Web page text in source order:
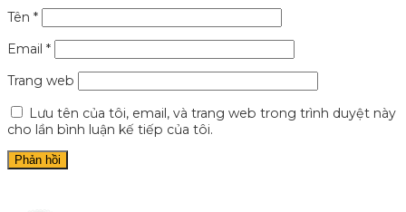
Tên *
Email *
Trang web
Lưu tên của tôi, email, và trang web trong trình duyệt này
cho lần bình luận kế tiếp của tôi.